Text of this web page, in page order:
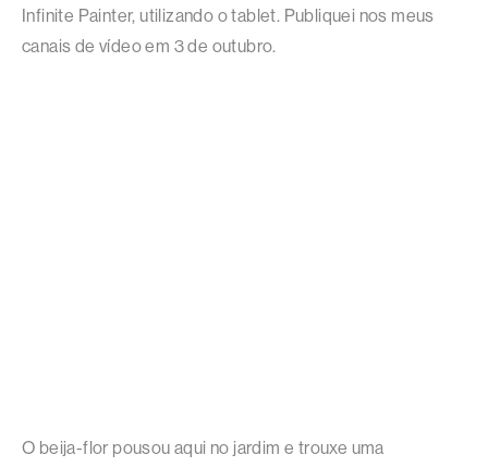
Infinite Painter, utilizando o tablet. Publiquei nos meus
canais de vídeo em 3 de outubro.
O beija-flor pousou aqui no jardim e trouxe uma